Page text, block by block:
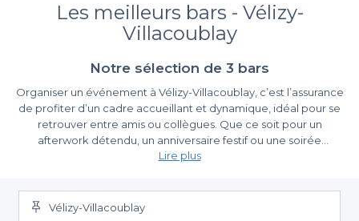
Les meilleurs bars - Vélizy-
Villacoublay
Notre sélection de 3 bars
Organiser un événement à Vélizy-Villacoublay, c’est l’assurance
de profiter d’un cadre accueillant et dynamique, idéal pour se
retrouver entre amis ou collègues. Que ce soit pour un
afterwork détendu, un anniversaire festif ou une soirée
d'entreprise, choisir le bon bar est essentiel pour faire de cet
Réservez facilement avec Privateaser
Grâce à la plateforme Privateaser, réserver un bar à Vélizy-
Lire plus
Vélizy-Villacoublay